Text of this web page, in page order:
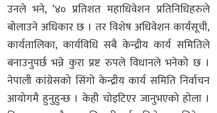
उनले भने, ‘४० प्रतिशत महाधिवेशन प्रतिनिधिहरुले
बोलाउने अधिकार छ । तर विशेष अधिवेशन कार्यसूची,
कार्यतालिका, कार्यविधि सबै केन्द्रीय कार्य समितिले
बनाउनुपर्छ भन्ने कुरा प्रष्ट रुपले विधानले भनेको छ ।
नेपाली कांग्रेसको सिंगो केन्द्रीय कार्य समिति निर्वाचन
आयोगमै हुनुहुन्छ । केही चोइटिएर जानुभएको होला ।